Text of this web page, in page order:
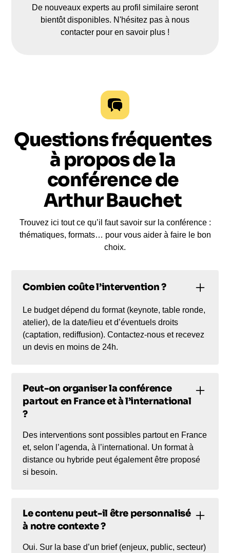
De nouveaux experts au profil similaire seront
bientôt disponibles. N'hésitez pas à nous
contacter pour en savoir plus !
Questions fréquentes
à propos de la
conférence de
Arthur Bauchet
Trouvez ici tout ce qu’il faut savoir sur la conférence :
thématiques, formats… pour vous aider à faire le bon
choix.
Combien coûte l’intervention ?
Le budget dépend du format (keynote, table ronde,
atelier), de la date/lieu et d’éventuels droits
(captation, rediffusion). Contactez-nous et recevez
un devis en moins de 24h.
Peut-on organiser la conférence
partout en France et à l’international
?
Des interventions sont possibles partout en France
et, selon l’agenda, à l’international. Un format à
distance ou hybride peut également être proposé
si besoin.
Le contenu peut-il être personnalisé
à notre contexte ?
Oui. Sur la base d’un brief (enjeux, public, secteur)